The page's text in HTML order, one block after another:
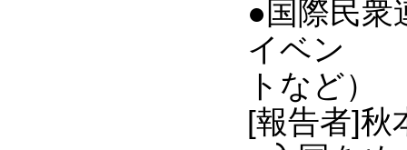
●国際民衆
イベン
トなど）
[報告者]秋